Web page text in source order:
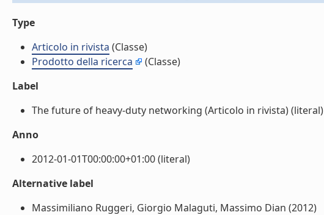
Type
Articolo in rivista (Classe)
Prodotto della ricerca
(Classe)
Label
The future of heavy-duty networking (Articolo in rivista) (literal)
Anno
2012-01-01T00:00:00+01:00 (literal)
Alternative label
Massimiliano Ruggeri, Giorgio Malaguti, Massimo Dian (2012)